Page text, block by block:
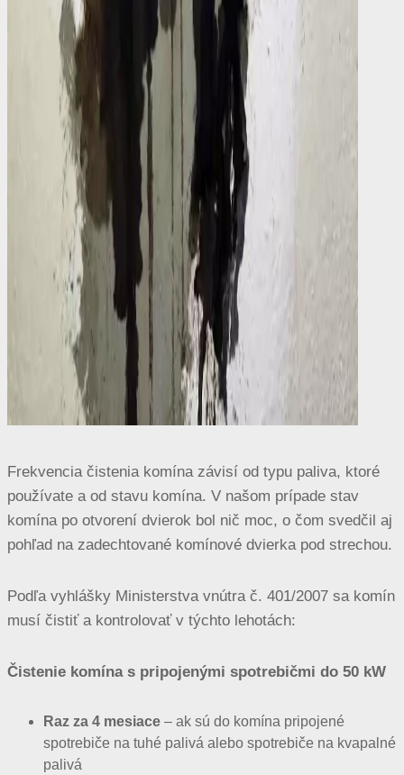
Frekvencia čistenia komína závisí od typu paliva, ktoré
používate a od stavu komína. V našom prípade stav
komína po otvorení dvierok bol nič moc, o čom svedčil aj
pohľad na zadechtované komínové dvierka pod strechou.
Podľa vyhlášky Ministerstva vnútra č. 401/2007 sa komín
musí čistiť a kontrolovať v týchto lehotách:
Čistenie komína s pripojenými spotrebičmi do 50 kW
Raz za 4 mesiace – ak sú do komína pripojené
spotrebiče na tuhé palivá alebo spotrebiče na kvapalné
palivá